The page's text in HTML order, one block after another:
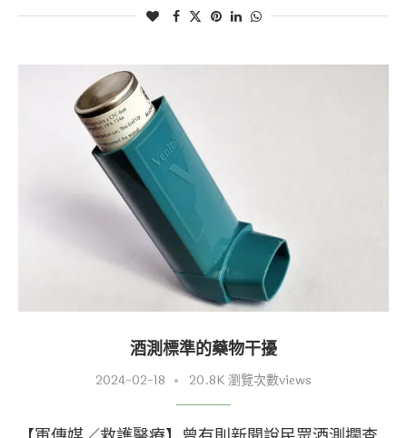
酒測標準的藥物干擾
2024-02-18 20.8K 瀏覽次數views